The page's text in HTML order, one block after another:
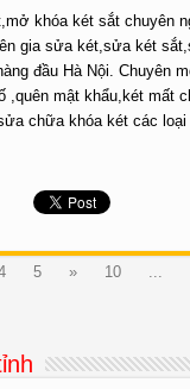
khóa két sắt chuyên
gia sửa két,sửa két
đầu Hà Nội. Chuyên
,quên mật khẩu,két mất
chữa khóa két các loại
5 » 10